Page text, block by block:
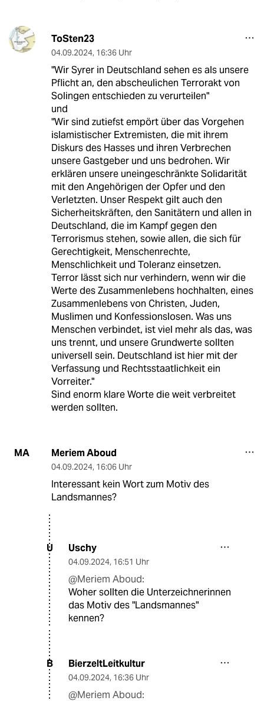
ToSten23
04.09.2024, 16:36 Uhr
"Wir Syrer in Deutschland sehen es als unsere
Pflicht an, den abscheulichen Terrorakt von
Solingen entschieden zu verurteilen"
und
"Wir sind zutiefst empört über das Vorgehen
islamistischer Extremisten, die mit ihrem
Diskurs des Hasses und ihren Verbrechen
unsere Gastgeber und uns bedrohen. Wir
erklären unsere uneingeschränkte Solidarität
mit den Angehörigen der Opfer und den
Verletzten. Unser Respekt gilt auch den
Sicherheitskräften, den Sanitätern und allen in
Deutschland, die im Kampf gegen den
Terrorismus stehen, sowie allen, die sich für
Gerechtigkeit, Menschenrechte,
Menschlichkeit und Toleranz einsetzen.
Terror lässt sich nur verhindern, wenn wir die
Werte des Zusammenlebens hochhalten, eines
Zusammenlebens von Christen, Juden,
Muslimen und Konfessionslosen. Was uns
Menschen verbindet, ist viel mehr als das, was
uns trennt, und unsere Grundwerte sollten
universell sein. Deutschland ist hier mit der
Verfassung und Rechtsstaatlichkeit ein
Vorreiter."
Sind enorm klare Worte die weit verbreitet
werden sollten.
MA Meriem Aboud
04.09.2024, 16:06 Uhr
Interessant kein Wort zum Motiv des
Landsmannes?
U Uschy
04.09.2024, 16:51 Uhr
@Meriem Aboud:
Woher sollten die Unterzeichnerinnen
das Motiv des "Landsmannes"
kennen?
B BierzeltLeitkultur
04.09.2024, 16:36 Uhr
@Meriem Aboud: